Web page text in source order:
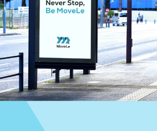
ソリューション
SOLUTION
MoveLeが提供するソリューション
（リリース毎にアップデートします）